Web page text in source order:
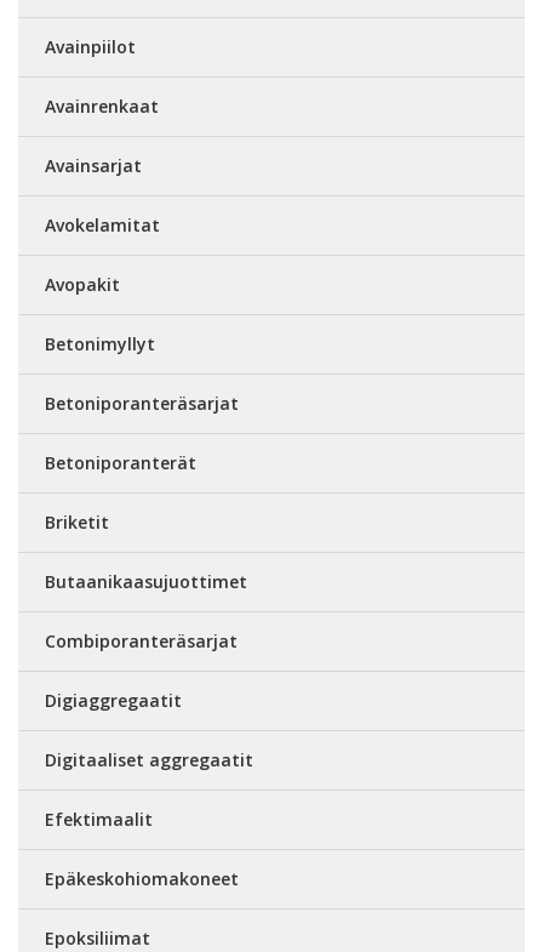
Avainpiilot
Avainrenkaat
Avainsarjat
Avokelamitat
Avopakit
Betonimyllyt
Betoniporanteräsarjat
Betoniporanterät
Briketit
Butaanikaasujuottimet
Combiporanteräsarjat
Digiaggregaatit
Digitaaliset aggregaatit
Efektimaalit
Epäkeskohiomakoneet
Epoksiliimat